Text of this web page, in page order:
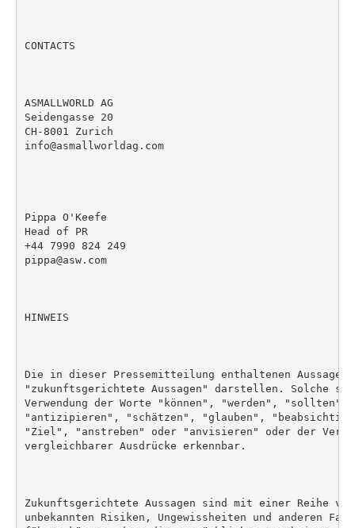
CONTACTS
ASMALLWORLD AG
Seidengasse 20
CH-8001 Zurich
info@asmallworldag.com
Pippa O'Keefe
Head of PR
+44 7990 824 249
pippa@asw.com
HINWEIS
Die in dieser Pressemitteilung enthaltenen Aussagen
"zukunftsgerichtete Aussagen" darstellen. Solche
Verwendung der Worte "können", "werden",
"antizipieren", "schätzen", "glauben",
"Ziel", "anstreben" oder "anvisieren" oder der
vergleichbarer Ausdrücke erkennbar.
Zukunftsgerichtete Aussagen sind mit einer Reihe von
unbekannten Risiken, Ungewissheiten und anderen